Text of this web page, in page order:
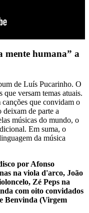
mente humana” a
de Luís Pucarinho. O
versam temas atuais.
que convidam o
de parte a
músicas do mundo, o
Em suma, o
da música
por Afonso
na viola d'arco, João
Zé Peps na
com oito convidados
Benvinda (Virgem